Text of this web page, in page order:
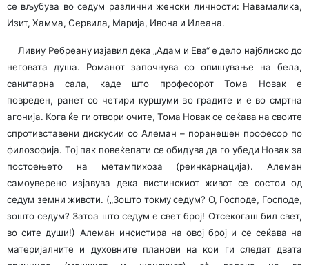
се вљубува во седум различни женски личности: Навамалика,
Изит, Хамма, Сервила, Марија, Ивона и Илеана.
Ливиу Ребреану изјавил дека „Адам и Ева“ е дело најблиско до
неговата душа. Романот започнува со опишување на бела,
санитарна сала, каде што професорот Тома Новак е
повреден, ранет со четири куршуми во градите и е во смртна
агонија. Кога ќе ги отвори очите, Тома Новак се сеќава на своите
спротивставени дискусии со Алеман – поранешен професор по
филозофија. Тој пак повеќепати се обидува да го убеди Новак за
постоењето на метампихоза (реинкарнација). Алеман
самоуверено изјавува дека вистинскиот живот се состои од
седум земни животи. („Зошто токму седум? О, Господе, Господе,
зошто седум? Затоа што седум е свет број! Отсекогаш бил свет,
во сите души!) Алеман инсистира на овој број и се сеќава на
материјалните и духовните планови на кои ги следат двата